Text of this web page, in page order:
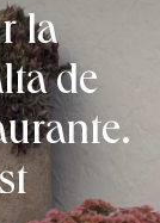
la
de